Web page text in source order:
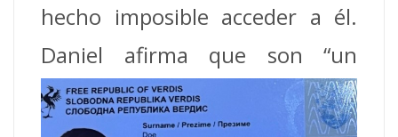
hecho imposible acceder a él.
Daniel afirma que son “un